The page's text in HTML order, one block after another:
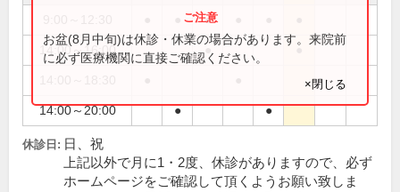
●
14:00～16:00 ● ●
14:00～20:00 ● ●
お盆(8月中旬)は休診・休業の場合があります。来院前
に必ず医療機関に直接ご確認ください。
×閉じる
休診日: 日、祝
上記以外で月に1・2度、休診がありますので、必ず
ホームページをご確認して頂くようお願い致しま